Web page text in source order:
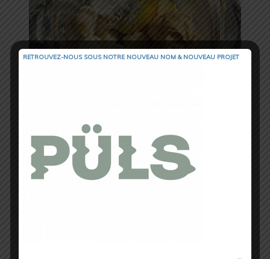
de cacahuète est parfait pour récupérer
Pomme
Banane
Beurre de cacahuète
Poudre de protein
RETROUVEZ-NOUS SOUS NOTRE NOUVEAU NOM & NOUVEAU PROJET